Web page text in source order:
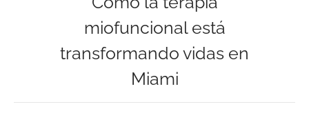
miofuncional está
transformando vidas en
Miami